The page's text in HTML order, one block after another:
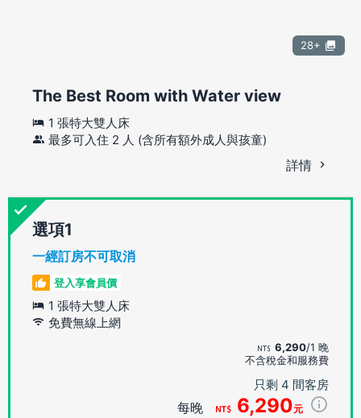
28+
The Best Room with Water view
1 張特大雙人床
最多可入住 2 人 (含所有額外成人與孩童)
詳情
選項
一經訂房不可取消
登入享會員價
1 張特大雙人床
免費無線上網
6,290/1 晚
不含稅金和服務費
只剩 4 間客房
每晚 6,290元